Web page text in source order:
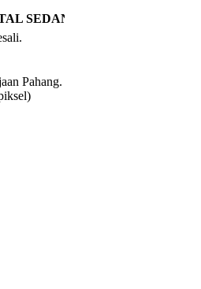
SEDANG DISELENGGARA.
Pahang.